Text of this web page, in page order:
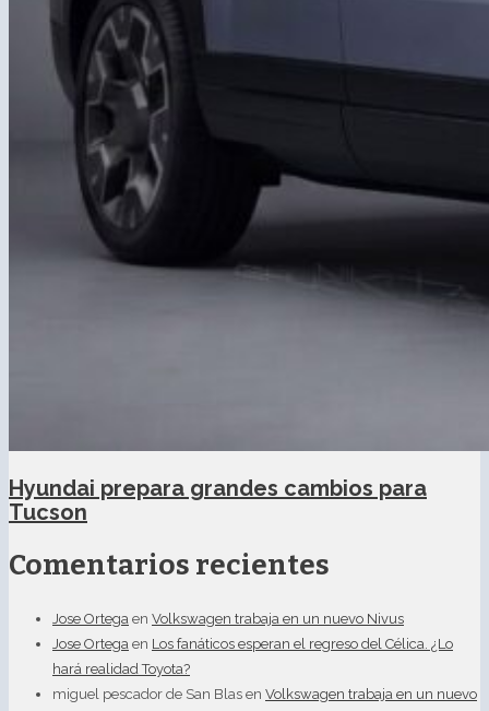
Hyundai prepara grandes cambios para
Tucson
Comentarios recientes
Jose Ortega en Volkswagen trabaja en un nuevo Nivus
Jose Ortega en Los fanáticos esperan el regreso del Célica. ¿Lo
hará realidad Toyota?
miguel pescador de San Blas en Volkswagen trabaja en un nuevo